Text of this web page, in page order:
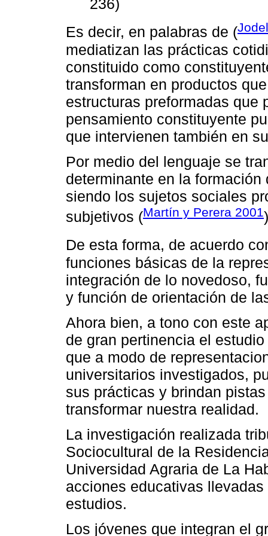
236)
Es decir, en palabras de (
mediatizan las prácticas
constituido como
transforman en productos
estructuras preformadas que
pensamiento constituyente
que intervienen también en
Por medio del lenguaje se
determinante en la
siendo los sujetos sociales
subjetivos (Martín y Perera 2001
De esta forma, de acuerdo
funciones básicas de la
integración de lo novedoso,
y función de orientación de
Ahora bien, a tono con este
de gran pertinencia el
que a modo de
universitarios investigados,
sus prácticas y brindan
transformar nuestra realidad.
La investigación realizada
Sociocultural de la
Universidad Agraria de La
acciones educativas
estudios.
Los jóvenes que integran el